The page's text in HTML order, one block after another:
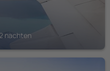
nachten